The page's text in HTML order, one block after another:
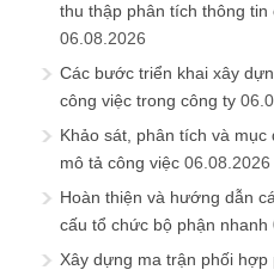
thu thập phân tích thông tin
06.08.2026
Các bước triển khai xây
công việc trong công ty
Khảo sát, phân tích và mục
mô tả công việc 06.08.2026
Hoàn thiện và hướng dẫn
cấu tổ chức bộ phận nhanh
Xây dựng ma trận phối hợp